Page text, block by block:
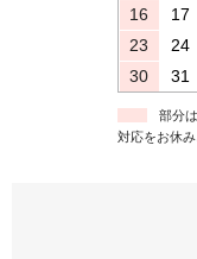
16
17
23
24
30
31
部分
対応をお休み